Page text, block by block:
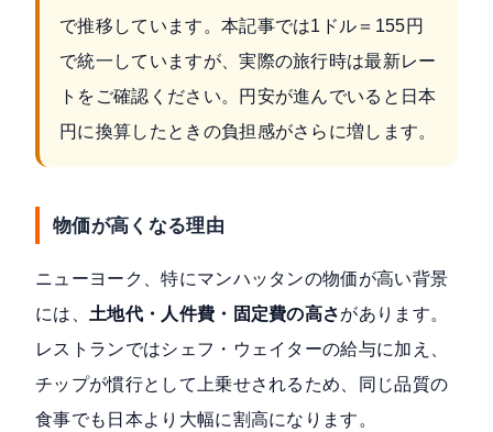
で推移しています。本記事では1ドル＝155円
で統一していますが、実際の旅行時は最新レー
トをご確認ください。円安が進んでいると日本
円に換算したときの負担感がさらに増します。
物価が高くなる理由
ニューヨーク、特にマンハッタンの物価が高い背景
には、 土地代・人件費・固定費の高さがあります。
レストランではシェフ・ウェイターの給与に加え、
チップが慣行として上乗せされるため、同じ品質の
食事でも日本より大幅に割高になります。